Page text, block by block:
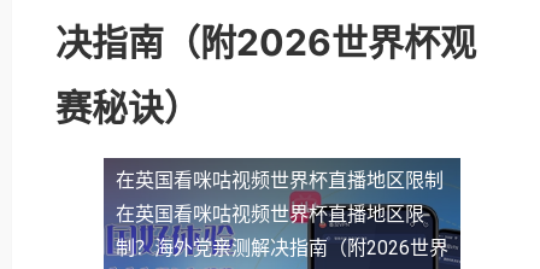
决指南（附2026世界杯观
赛秘诀）
在英国看咪咕视频世界杯直播地区限制
在英国看咪咕视频世界杯直播地区限
制？海外党亲测解决指南（附2026世界